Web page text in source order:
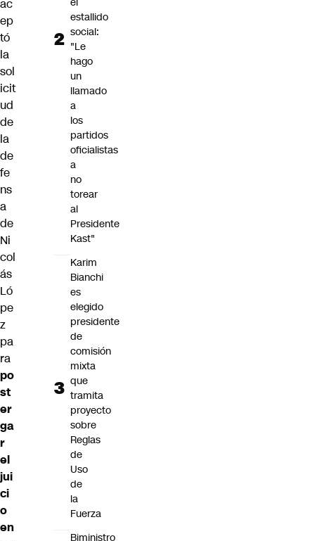
ac
ep
tó
la
sol
icit
ud
de
la
de
fe
ns
a
de
Ni
col
ás
Ló
pe
z
pa
ra
po
st
er
ga
r
el
jui
ci
o
en
estallido
social:
"Le
hago
un
llamado
a
los
partidos
oficialistas
a
no
torear
al
Presidente
Kast"
Karim
Bianchi
es
elegido
presidente
de
comisión
mixta
que
tramita
proyecto
sobre
Reglas
de
Uso
de
la
Fuerza
Biministro